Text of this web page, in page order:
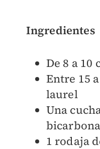
Ingredientes
De 8 a 10
Entre 15
laurel
Una
1 rodaja